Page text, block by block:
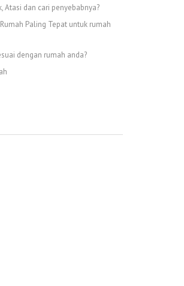
Atasi dan cari penyebabnya?
Paling Tepat untuk rumah
dengan rumah anda?